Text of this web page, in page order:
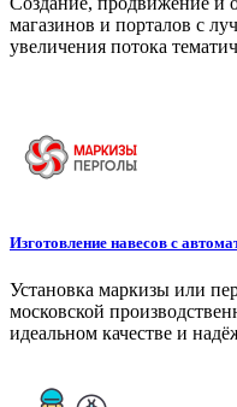
магазинов и порталов с
увеличения потока
Изготовление навесов с
Установка маркизы или
московской
идеальном качестве и